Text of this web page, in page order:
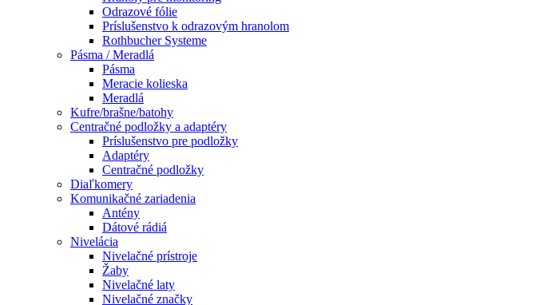
Odrazové fólie
Príslušenstvo k odrazovým hranolom
Rothbucher Systeme
Pásma / Meradlá
Pásma
Meracie kolieska
Meradlá
Kufre/brašne/batohy
Centračné podložky a adaptéry
Príslušenstvo pre podložky
Adaptéry
Centračné podložky
Diaľkomery
Komunikačné zariadenia
Antény
Dátové rádiá
Nivelácia
Nivelačné prístroje
Žaby
Nivelačné laty
Nivelačné značky